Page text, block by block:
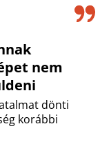
nem
dönti
korábbi